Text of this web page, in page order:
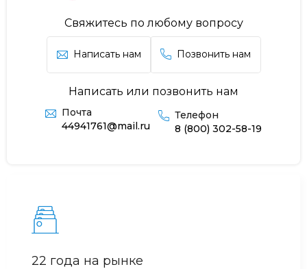
Свяжитесь по любому вопросу
Написать нам Позвонить нам
Написать или позвонить нам
Почта
44941761@mail.ru
Телефон
8 (800) 302-58-19
22 года на рынке